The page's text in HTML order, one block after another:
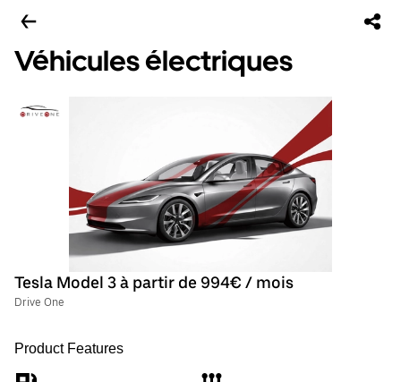
Véhicules électriques
Tesla Model 3 à partir de 994€ / mois
Drive One
Product Features